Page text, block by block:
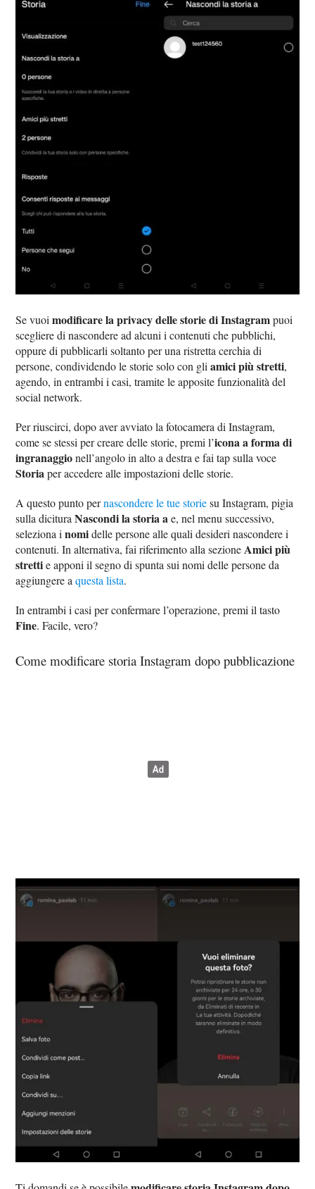
Se vuoimodificare la privacy delle storie di Instagrampuoi
scegliere di nascondere ad alcuni i contenuti che pubblichi,
oppure di pubblicarli soltanto per una ristretta cerchia di
persone, condividendo le storie solo con gliamici più stretti,
agendo, in entrambi i casi, tramite le apposite funzionalità del
social network.
Per riuscirci, dopo aver avviato la fotocamera di Instagram,
come se stessi per creare delle storie, premi l’icona a forma di
ingranaggionell’angolo in alto a destra e fai tap sulla voce
Storiaper accedere alle impostazioni delle storie.
A questo punto pernascondere le tue storiesu Instagram, pigia
sulla dicituraNascondi la storia ae, nel menu successivo,
seleziona inomidelle persone alle quali desideri nascondere i
contenuti. In alternativa, fai riferimento alla sezione Amici più
strettie apponi il segno di spunta sui nomi delle persone da
aggiungere aquesta lista.
In entrambi i casi per confermare l’operazione, premi il tasto
Fine. Facile, vero?
Come modificare storia Instagram dopo pubblicazione